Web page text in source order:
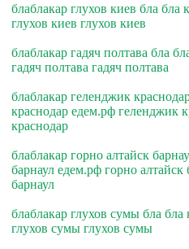
блаблакар глухов киев бла бла
глухов киев глухов киев
блаблакар гадяч полтава бла
гадяч полтава гадяч полтава
блаблакар геленджик
краснодар едем.рф геленджик
краснодар
блаблакар горно алтайск
барнаул едем.рф горно алтайск
барнаул
блаблакар глухов сумы бла
глухов сумы глухов сумы